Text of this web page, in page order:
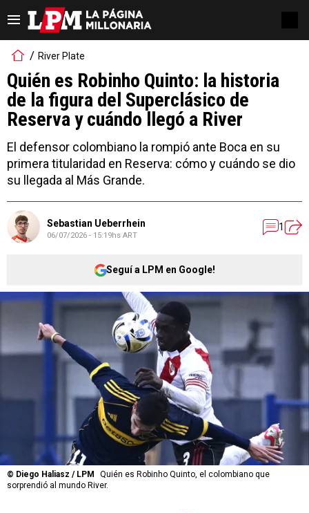
River Plate
Quién es Robinho Quinto: la historia
de la figura del Superclásico de
Reserva y cuándo llegó a River
El defensor colombiano la rompió ante Boca en su
primera titularidad en Reserva: cómo y cuándo se dio
su llegada al Más Grande.
Sebastian Ueberrhein
06/07/2026 - 15:19hs ART
1
Seguí a LPM en Google!
© Diego Haliasz / LPM
Quién es Robinho Quinto, el colombiano que
sorprendió al mundo River.